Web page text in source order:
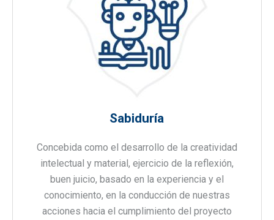
Sabiduría
Concebida como el desarrollo de la creatividad
intelectual y material, ejercicio de la reflexión,
buen juicio, basado en la experiencia y el
conocimiento, en la conducción de nuestras
acciones hacia el cumplimiento del proyecto